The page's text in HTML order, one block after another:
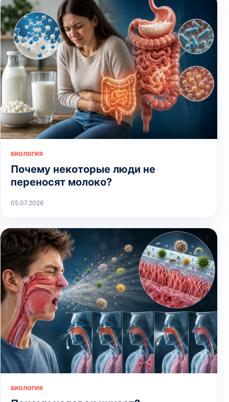
БИОЛОГИЯ
Почему некоторые люди не
переносят молоко?
05.07.2026
БИОЛОГИЯ